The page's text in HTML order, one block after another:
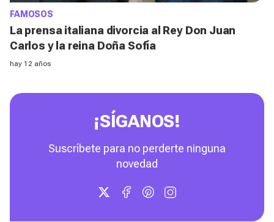
FAMOSOS
La prensa italiana divorcia al Rey Don Juan
Carlos y la reina Doña Sofía
hay 12 años
¡SÍGANOS!
Suscríbete para no perderte ninguna
novedad